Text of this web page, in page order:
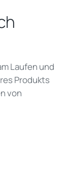
Laufen und
Produkts
von